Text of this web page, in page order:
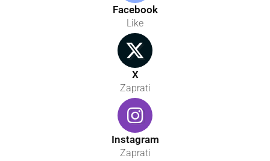
Facebook
Like
X
Zaprati
Instagram
Zaprati